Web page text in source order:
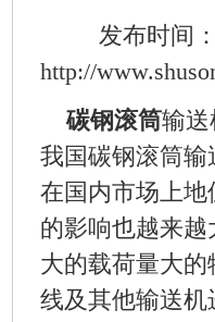
发布时间
http://
碳钢滚筒输送
我国碳钢滚筒
在国内市场上
的影响也越来
大的载荷量大
线及其他输送